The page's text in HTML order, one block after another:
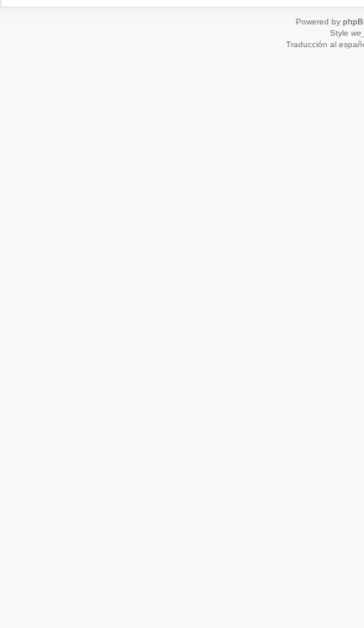
Powered by
Style
Traducción al